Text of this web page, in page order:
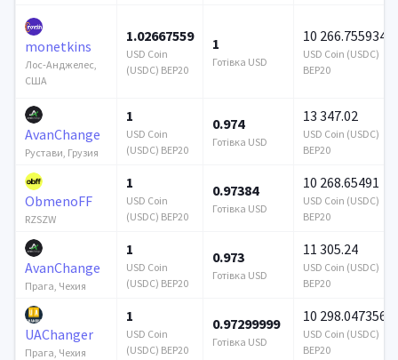
monetkins
Лос-Анджелес,
США
1.02667559
USD Coin
(USDC) BEP20
1
Готівка USD
10 266.755934
USD Coin (USDC)
BEP20
AvanChange
Рустави, Грузия
1
USD Coin
(USDC) BEP20
0.974
Готівка USD
13 347.02
USD Coin (USDC)
BEP20
ObmenoFF
RZSZW
1
USD Coin
(USDC) BEP20
0.97384
Готівка USD
10 268.65491
USD Coin (USDC)
BEP20
AvanChange
Прага, Чехия
1
USD Coin
(USDC) BEP20
0.973
Готівка USD
11 305.24
USD Coin (USDC)
BEP20
UAChanger
Прага, Чехия
1
USD Coin
(USDC) BEP20
0.97299999
Готівка USD
10 298.047356
USD Coin (USDC)
BEP20